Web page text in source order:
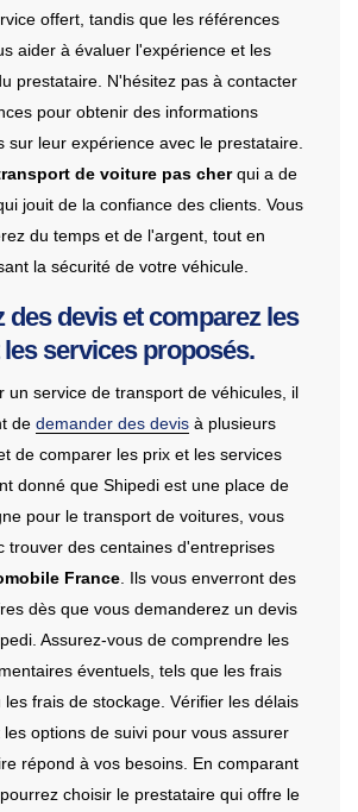
offert, tandis que les références
aider à évaluer l'expérience et les
prestataire. N'hésitez pas à contacter
pour obtenir des informations
sur leur expérience avec le prestataire.
de voiture pas cherqui a de
jouit de la confiance des clients. Vous
du temps et de l'argent, tout en
la sécurité de votre véhicule.
des devis et comparez les
services proposés.
un service de transport de véhicules, il
de demander des devisà plusieurs
de comparer les prix et les services
donné que Shipedi est une place de
pour le transport de voitures, vous
trouver des centaines d'entreprises
France. Ils vous enverront des
dès que vous demanderez un devis
Assurez-vous de comprendre les
éventuels, tels que les frais
frais de stockage. Vérifier les délais
options de suivi pour vous assurer
répond à vos besoins. En comparant
choisir le prestataire qui offre le